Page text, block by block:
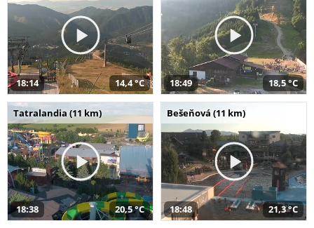
18:14 14,4 °C 18:49 18,5 °C
Tatralandia (11 km)
18:38 20,5 °C
Bešeňová (11 km)
18:48 21,3 °C